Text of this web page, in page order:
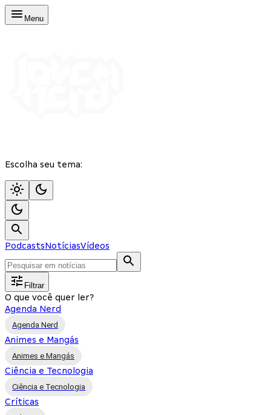
Menu
Escolha seu tema:
PodcastsNotíciasVídeos
Filtrar
O que você quer ler?
Agenda Nerd
Agenda Nerd
Animes e Mangás
Animes e Mangás
Ciência e Tecnologia
Ciência e Tecnologia
Críticas